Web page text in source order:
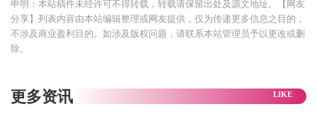
心的专业，它不教怎么把界面画得好看，而是教学生思考「交
互设计到底是什么、能为社会带来什么」。
培养内核：打破数字产品的边界，把交互设计的应用场景拓展
域，培养能通过交互设计解决社会问题的设计师。
申明：本站稿件未经许可不得转载，转载请保留出处及源文地址。【网友
分享】列表内容由本站编辑整理或网友提供，仅为传递更多信息之目的，
不涉及商业盈利目的。如涉及版权问题，请联系本站管理员予以更改或删
除。
更多资讯